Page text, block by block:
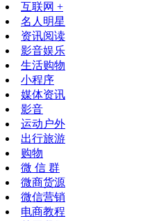
互联网 +
名人明星
资讯阅读
影音娱乐
生活购物
小程序
媒体资讯
影音
运动户外
出行旅游
购物
微 信 群
微商货源
微信营销
电商教程